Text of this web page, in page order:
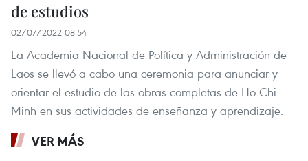
de estudios
02/07/2022 08:54
La Academia Nacional de Política y Administración de
Laos se llevó a cabo una ceremonia para anunciar y
orientar el estudio de las obras completas de Ho Chi
Minh en sus actividades de enseñanza y aprendizaje.
VER MÁS